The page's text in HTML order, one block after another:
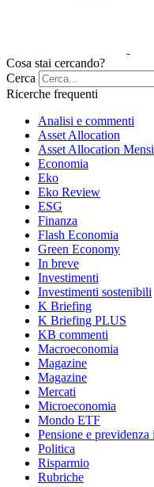
Cosa stai cercando?
Cerca
Ricerche frequenti
Analisi e commenti
Asset Allocation
Asset Allocation
Economia
Eko
Eko Review
ESG
Finanza
Flash Economia
Green Economy
In breve
Investimenti
Investimenti sostenibili
K Briefing
K Briefing PLUS
KB commenti
Macroeconomia
Magazine
Magazine
Mercati
Microeconomia
Mondo ETF
Pensione e previdenza
Politica
Risparmio
Rubriche